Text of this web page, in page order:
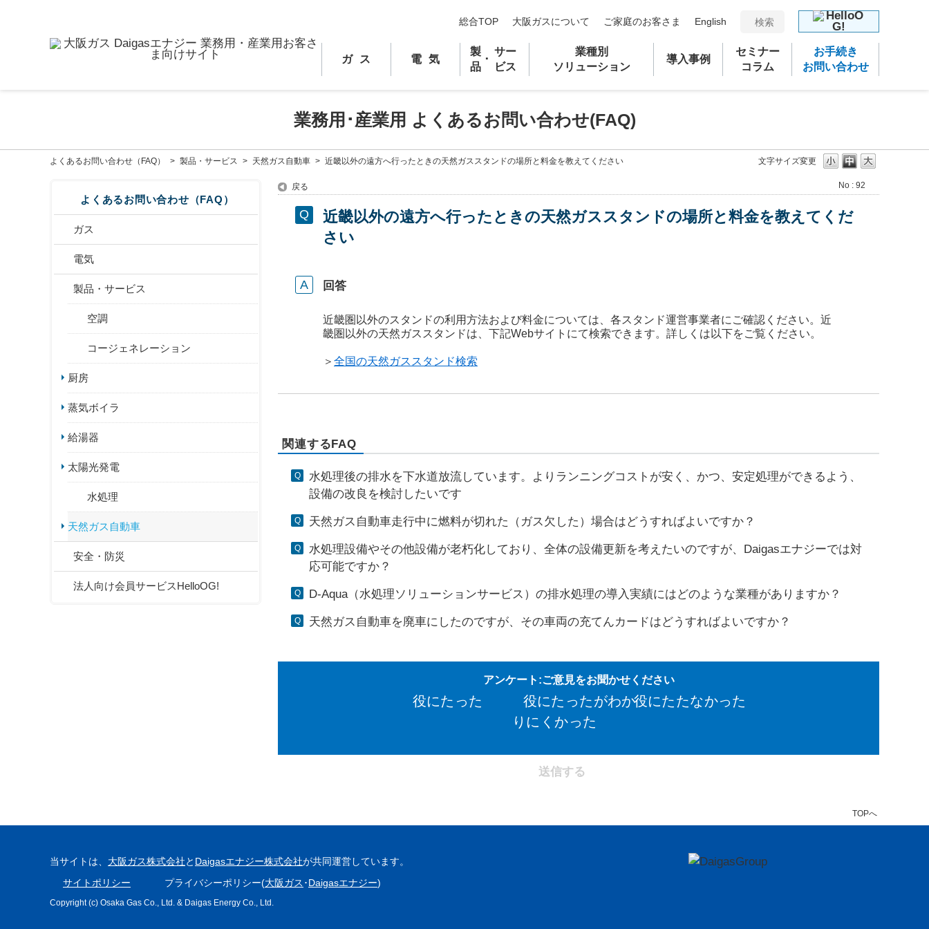
総合TOP 大阪ガスについて ご家庭のお客さま English
ガス 電気
製
品
･
サー
ビス
業種別
ソリューション
導入事例
セミナー
コラム
お手続き
お問い合わせ
業務用 ･ 産業用 よくあるお問い合わせ(FAQ)
文字サイズ変更
よくあるお問い合わせ（FAQ） > 製品・サービス > 天然ガス自動車 > 近畿以外の遠方へ行ったときの天然ガススタンドの場所と料金を教えてください
よくあるお問い合わせ（FAQ）
ガス
電気
製品・サービス
空調
コージェネレーション
厨房
蒸気ボイラ
給湯器
太陽光発電
水処理
天然ガス自動車
安全・防災
法人向け会員サービスHelloOG!
戻る No : 92
近畿以外の遠方へ行ったときの天然ガススタンドの場所と料金を教えてくだ
さい
回答
近畿圏以外のスタンドの利用方法および料金については、各スタンド運営事業者にご確認ください。近
畿圏以外の天然ガススタンドは、下記Webサイトにて検索できます。詳しくは以下をご覧ください。
＞ 全国の天然ガススタンド検索
関連するFAQ
水処理後の排水を下水道放流しています。よりランニングコストが安く、かつ、安定処理ができるよう、
設備の改良を検討したいです
天然ガス自動車走行中に燃料が切れた（ガス欠した）場合はどうすればよいですか？
水処理設備やその他設備が老朽化しており、全体の設備更新を考えたいのですが、Daigasエナジーでは対
応可能ですか？
D-Aqua（水処理ソリューションサービス）の排水処理の導入実績にはどのような業種がありますか？
天然ガス自動車を廃車にしたのですが、その車両の充てんカードはどうすればよいですか？
アンケート:ご意見をお聞かせください
役にたった
役にたったがわか
りにくかった
役にたたなかった
TOPへ
当サイトは、 大阪ガス株式会社と Daigasエナジー株式会社が共同運営しています。
サイトポリシー
プライバシーポリシー(大阪ガス ･Daigasエナジー)
Copyright (c) Osaka Gas Co., Ltd. & Daigas Energy Co., Ltd.